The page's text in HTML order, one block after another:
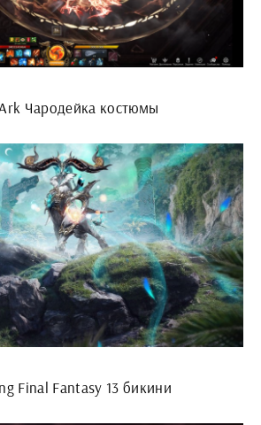
Чародейка костюмы
Final Fantasy 13 бикини